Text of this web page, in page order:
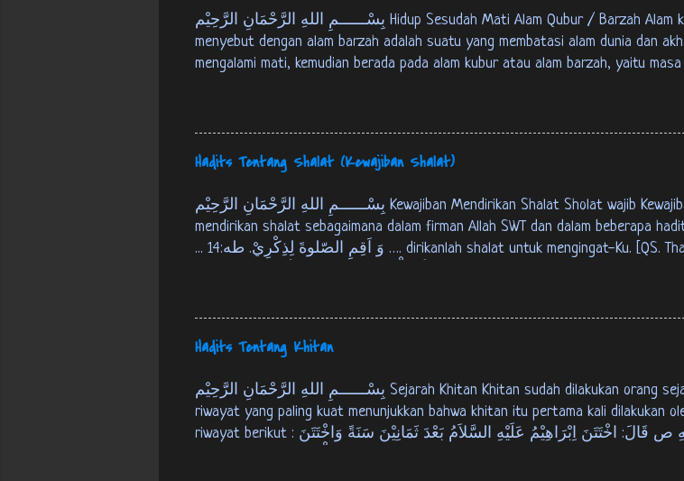
بِسْــــــمِ اللهِ الرَّحْمَانِ الرَّحِيْم Hidup Sesudah Mati Alam Qubur / Barzah Alam kubur atau biasanya orang
menyebut dengan alam barzah adalah suatu yang membatasi alam dunia dan
mengalami mati, kemudian berada pada alam kubur atau alam barzah, yaitu
merasakan mati. Kami akan menguji kamu dengan keburukan dan kebaikan
benarnya). Dan hanya kepada Kamilah kamu dikembalikan. [ QS. Al-Anbiyaa’ : 35 ]
Hadits Tentang Shalat (Kewajiban Shalat)
بِسْــــــمِ اللهِ الرَّحْمَانِ الرَّحِيْم Kewajiban Mendirikan Shalat Sholat wajib Kewajiban atau perintah untuk
mendirikan shalat sebagaimana dalam firman Allah SWT dan dalam beberapa
... وَ اَقِمِ الصّلوةَ لِذِكْرِيْ. طه:14 …. dirikanlah shalat untuk mengingat-Ku. [QS. Thaahaa : 14] فَاَقِيْمُوا الصَّلوةَ، اِنَّ
اْلاِسْلاَمُ عَلَى خَمْسٍ: شَهَادَةِ اَنْ لاَ اِلهَ اِلاَّ اللهُ وَ اَنَّ مُحَمَّدًا رَسُوْلُ اللهِ، وَ
اِقَامِ الصَّلاَةِ، وَ اِيْتَاءِ الزَّكَاةِ، وَ حَجّ اْلبَيْتِ وَ صَوْمِ رَمَضَانَ. احمد و البخارى و مسلم، فى نيل الاوطار 1: 333 Dari
‘Abdullah bin ‘Umar, ia berkata : Rasulullah SAW bersabda, “Islam itu terd...
Hadits Tentang Khitan
بِسْــــــمِ اللهِ الرَّحْمَانِ الرَّحِيْم Sejarah Khitan Khitan sudah dilakukan orang sejak ribuan tahun yang lalu. Dan
riwayat yang paling kuat menunjukkan bahwa khitan itu pertama kali dilakukan
riwayat berikut : عَنْ اَبِي هُرَيْرَةَ اَنَّ رَسُوْلَ اللهِ ص قَالَ: اخْتَتَنَ اِبْرَاهِيْمُ عَلَيْهِ السَّلاَمُ بَعْدَ ثَمَانِيْنَ سَنَةً وَاخْتَتَنَ
setelah berusia delapan puluh tahun dan beliau khitan dengan menggunakan